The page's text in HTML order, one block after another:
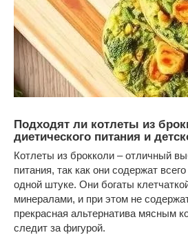
Подходят ли котлеты из
диетического питания и
Котлеты из брокколи – отличный
питания, так как они содержат
одной штуке. Они богаты
минералами, и при этом не
прекрасная альтернатива мясным
следит за фигурой.